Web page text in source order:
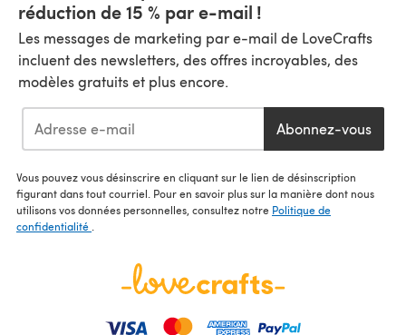
réduction de 15 % par e-mail !
Les messages de marketing par e-mail de LoveCrafts
incluent des newsletters, des offres incroyables, des
modèles gratuits et plus encore.
Abonnez-vous
Vous pouvez vous désinscrire en cliquant sur le lien de désinscription
figurant dans tout courriel. Pour en savoir plus sur la manière dont nous
utilisons vos données personnelles, consultez notre Politique de
confidentialité